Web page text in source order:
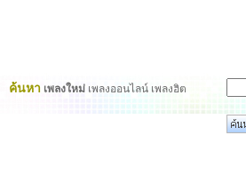
ค้นหา เพลงใหม่ เพลงออนไลน์ เพลงฮิต